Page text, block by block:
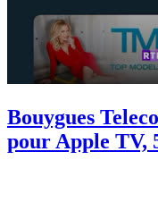
Bouygues
pour Apple TV,